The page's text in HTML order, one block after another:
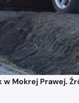
Mokrej Prawej.